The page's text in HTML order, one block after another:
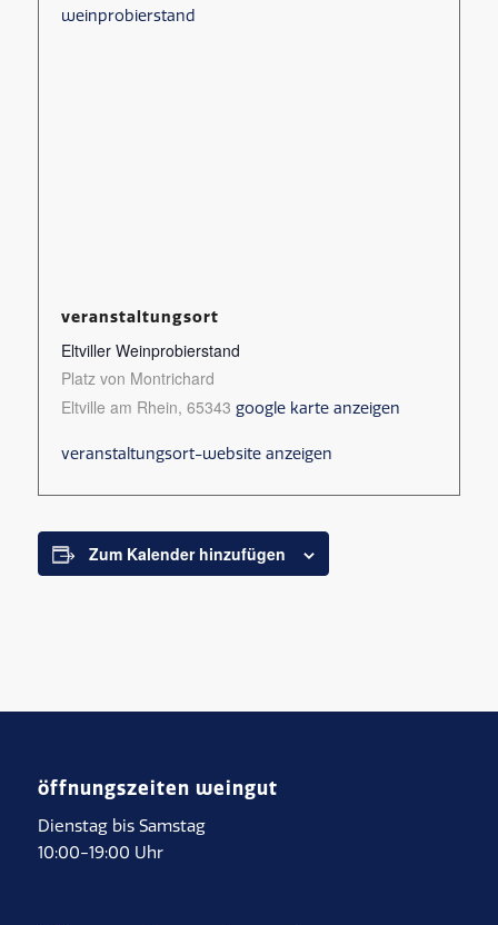
weinprobierstand
veranstaltungsort
Eltviller Weinprobierstand
Platz von Montrichard
Eltville am Rhein, 65343 google karte anzeigen
veranstaltungsort-website anzeigen
Zum Kalender hinzufügen
öffnungszeiten weingut
Dienstag bis Samstag
10:00-19:00 Uhr